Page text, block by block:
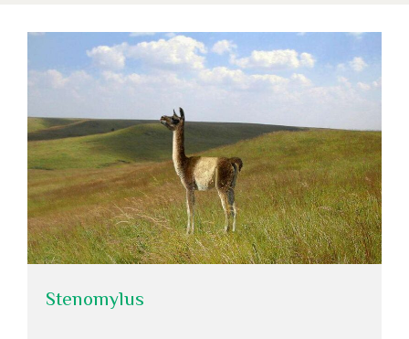
Stenomylus